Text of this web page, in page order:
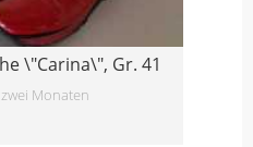
\"Carina\", Gr. 41
Monaten